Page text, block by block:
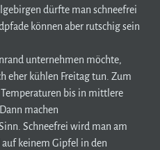
dürfte man schneefrei
können aber rutschig sein
unternehmen möchte,
eher kühlen Freitag tun. Zum
bis in mittlere
machen
Schneefrei wird man am
keinem Gipfel in den